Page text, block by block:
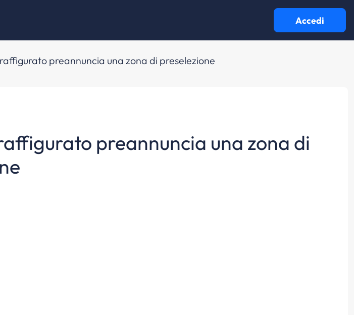
Accedi
preannuncia una zona di preselezione
preannuncia una zona di